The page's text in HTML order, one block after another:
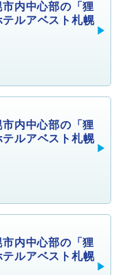
内中心部の「狸
ルアベスト札幌
内中心部の「狸
ルアベスト札幌
内中心部の「狸
ルアベスト札幌